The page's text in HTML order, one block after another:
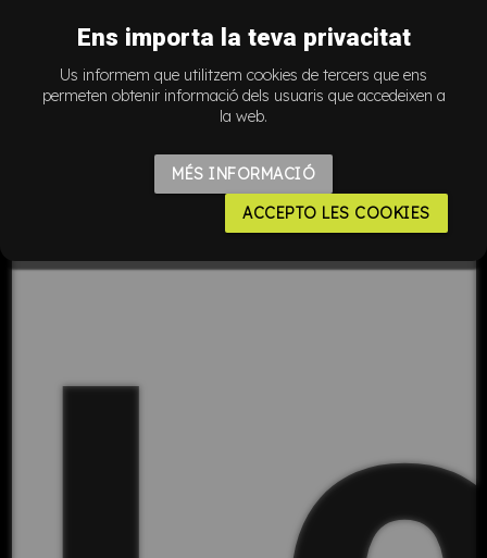
Ens importa la teva privacitat
Us informem que utilitzem cookies de tercers que ens
permeten obtenir informació dels usuaris que accedeixen a
la web.
MÉS INFORMACIÓ
ACCEPTO LES COOKIES